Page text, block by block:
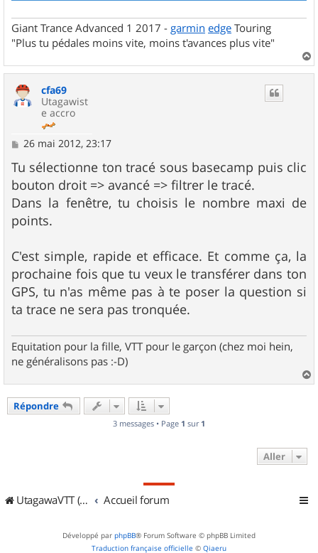
Giant Trance Advanced 1 2017 - garmin edge Touring
"Plus tu pédales moins vite, moins t'avances plus vite"
a
cfa69
Utagawist
e accro
M
s
s
a
g
e
26 mai 2012, 23:17
Tu sélectionne ton tracé sous basecamp puis clic
bouton droit => avancé => filtrer le tracé.
Dans la fenêtre, tu choisis le nombre maxi de
points.
C'est simple, rapide et efficace. Et comme ça, la
prochaine fois que tu veux le transférer dans ton
GPS, tu n'as même pas à te poser la question si
ta trace ne sera pas tronquée.
Equitation pour la fille, VTT pour le garçon (chez moi hein,
ne généralisons pas :-D)
a
Répondre
3 messages • Page 1 sur 1
Aller
UtagawaVTT (Randos VTT et VTTAE avec traces GPS) Accueil forum
Développé par phpBB® Forum Software © phpBB Limited
Traduction française officielle © Qiaeru